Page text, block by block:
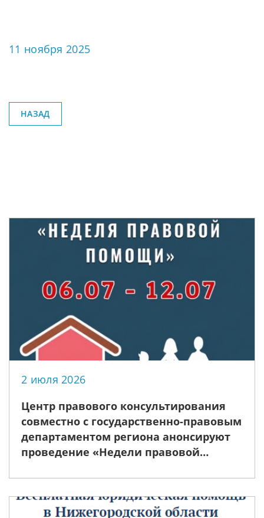
11 ноября 2025
НАЗАД
2 июля 2026
Центр правового консультирования
совместно с государственно-правовым
департаментом региона анонсируют
проведение «Недели правовой
семьи, любви и верности